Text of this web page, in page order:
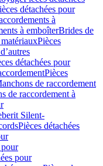
détachées pour
à
à emboîterBrides de
Pièces
détachées pour
Pièces
de raccordement
de raccordement à
Silent-
Pièces détachées
pour
pour